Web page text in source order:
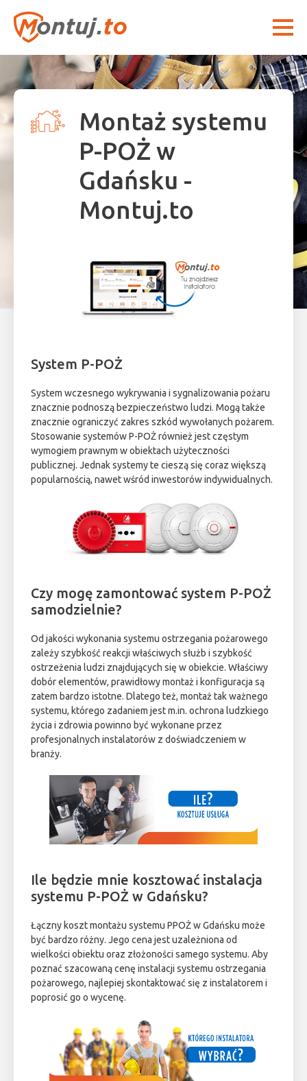
Montaż systemu
P-POŻ w
Gdańsku -
Montuj.to
System P-POŻ
System wczesnego wykrywania i sygnalizowania pożaru
znacznie podnoszą bezpieczeństwo ludzi. Mogą także
znacznie ograniczyć zakres szkód wywołanych pożarem.
Stosowanie systemów P-POŻ również jest częstym
wymogiem prawnym w obiektach użyteczności
publicznej. Jednak systemy te cieszą się coraz większą
popularnością, nawet wśród inwestorów indywidualnych.
Czy mogę zamontować system P-POŻ
samodzielnie?
Od jakości wykonania systemu ostrzegania pożarowego
zależy szybkość reakcji właściwych służb i szybkość
ostrzeżenia ludzi znajdujących się w obiekcie. Właściwy
dobór elementów, prawidłowy montaż i konfiguracja są
zatem bardzo istotne. Dlatego też, montaż tak ważnego
systemu, którego zadaniem jest m.in. ochrona ludzkiego
życia i zdrowia powinno być wykonane przez
profesjonalnych instalatorów z doświadczeniem w
branży.
Ile będzie mnie kosztować instalacja
systemu P-POŻ w Gdańsku?
Łączny koszt montażu systemu PPOŻ w Gdańsku może
być bardzo różny. Jego cena jest uzależniona od
wielkości obiektu oraz złożoności samego systemu. Aby
poznać szacowaną cenę instalacji systemu ostrzegania
pożarowego, najlepiej skontaktować się z instalatorem i
poprosić go o wycenę.